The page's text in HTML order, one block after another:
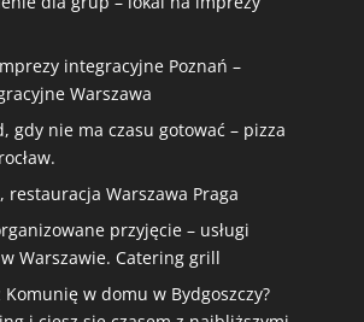
integracyjne Poznań –
Warszawa
gdy nie ma czasu gotować – pizza
restauracja Warszawa Praga
przyjęcie – usługi
Warszawie. Catering grill
w domu w Bydgoszczy?